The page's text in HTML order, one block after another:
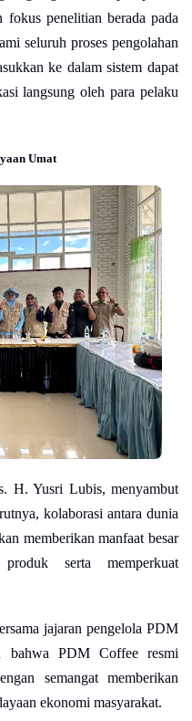
penelitian berada pada
seluruh proses pengolahan
ke dalam sistem dapat
langsung oleh para pelaku
Umat
H. Yusri Lubis, menyambut
kolaborasi antara dunia
memberikan manfaat besar
serta memperkuat
jajaran pengelola PDM
bahwa PDM Coffee resmi
semangat memberikan
ekonomi masyarakat.